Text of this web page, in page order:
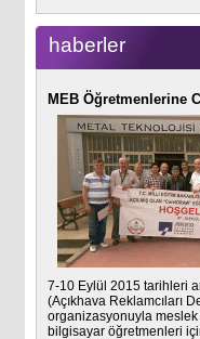
haberler
MEB Öğretmenlerine
7-10 Eylül 2015 tarihleri
(Açıkhava Reklamcıları
organizasyonuyla
bilgisayar öğretmenleri